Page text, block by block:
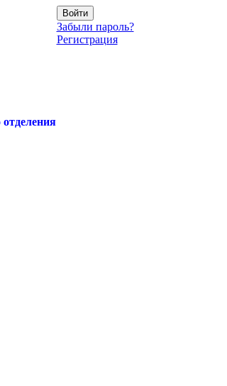
Забыли пароль?
Регистрация